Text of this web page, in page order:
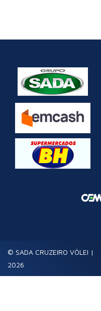
© SADA CRUZEIRO VÔLEI |
2026